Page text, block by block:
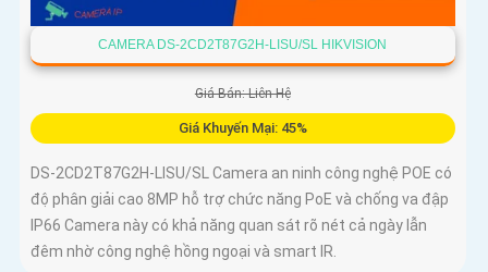
CAMERA DS-2CD2T87G2H-LISU/SL HIKVISION
Giá Bán: Liên Hệ
Giá Khuyến Mại: 45%
DS-2CD2T87G2H-LISU/SL Camera an ninh công nghệ POE có
độ phân giải cao 8MP hỗ trợ chức năng PoE và chống va đập
IP66 Camera này có khả năng quan sát rõ nét cả ngày lẫn
đêm nhờ công nghệ hồng ngoại và smart IR.